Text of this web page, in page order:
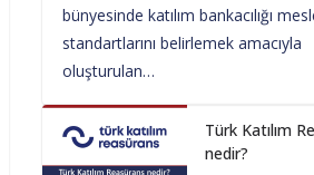
bünyesinde katılım bankacılığı
standartlarını belirlemek amacıyla
oluşturulan…
Türk Katılım
nedir?